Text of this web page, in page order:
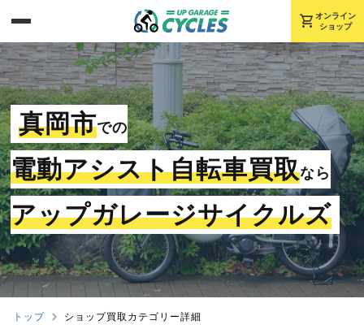
shopping_cart オンライン
ショップ
真岡市での
電動アシスト自転車買取なら
アップガレージサイクルズ
トップ ショップ買取カテゴリー詳細